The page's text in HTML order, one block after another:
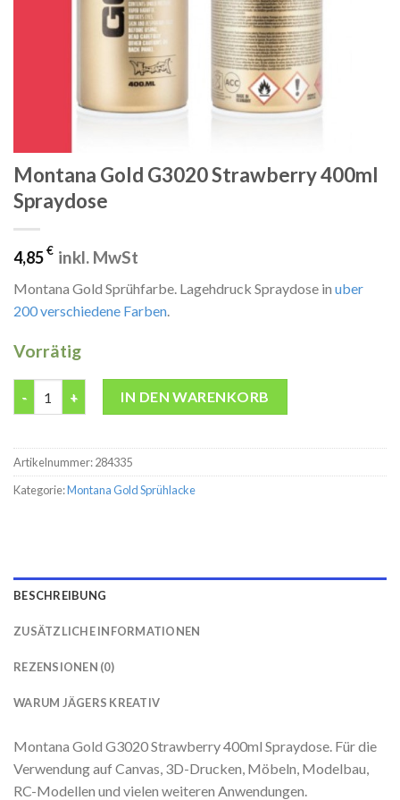
Montana Gold G3020 Strawberry 400ml
Spraydose
4,85€ inkl. MwSt
Montana Gold Sprühfarbe. Lagehdruck Spraydose in uber
200 verschiedene Farben.
Vorrätig
IN DEN WARENKORB
Artikelnummer:284335
Kategorie:Montana Gold Sprühlacke
BESCHREIBUNG
ZUSÄTZLICHE INFORMATIONEN
REZENSIONEN (0)
WARUM JÄGERS KREATIV
Montana Gold G3020 Strawberry 400ml Spraydose. Für die
Verwendung auf Canvas, 3D-Drucken, Möbeln, Modelbau,
RC-Modellen und vielen weiteren Anwendungen.